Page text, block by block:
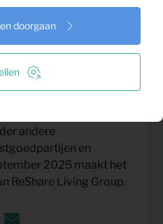
actief in de verhuur
woonruimtes. Met
andere
en
2025 maakt het
ReShare Living Group.
doorgaan